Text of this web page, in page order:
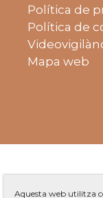
Política de
Política de
Mapa web
Aquesta web utilitza